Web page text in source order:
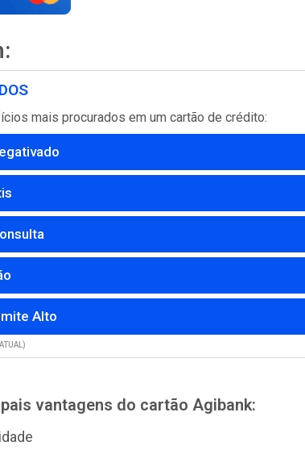
mais procurados em um cartão de crédito:
Alto
vantagens do cartão Agibank: